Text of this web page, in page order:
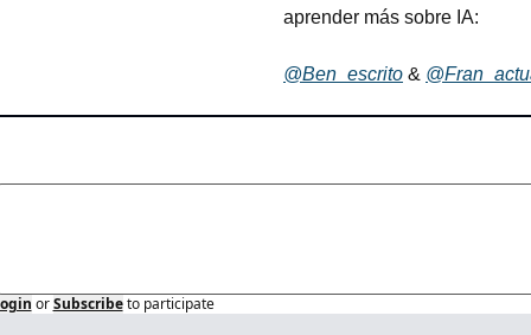
aprender más sobre IA:
@Ben_escrito &
or Subscribe to participate